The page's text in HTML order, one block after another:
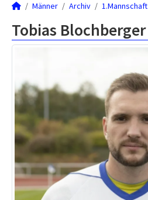
Männer Archiv 1.Mannschaft
Tobias Blochberger